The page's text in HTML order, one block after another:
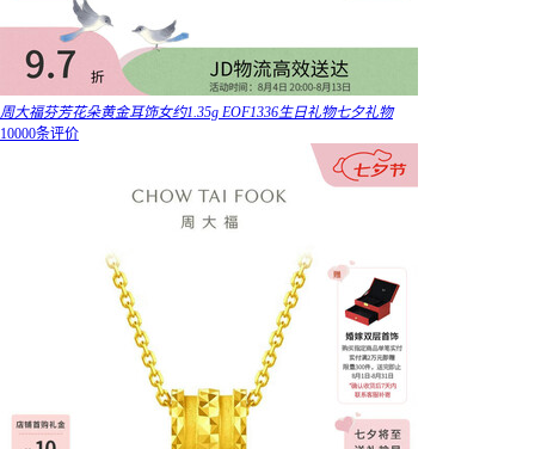
周大福芬芳花朵黄金耳饰女约1.35g EOF1336生日礼物七夕礼物
10000条评价